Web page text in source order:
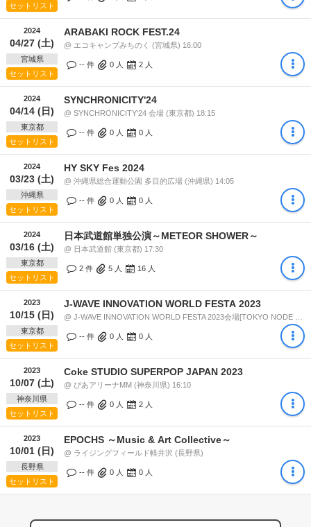
セットリスト
2024
04/27 (土)
宮城県
セットリスト
ARABAKI ROCK FEST.24
@ エコキャンプみちのく (宮城県) 16:00
-- 件 0 人 2 人
2024
04/14 (日)
東京都
セットリスト
SYNCHRONICITY'24
@ SYNCHRONICITY'24 会場 (東京都) 18:15
-- 件 0 人 0 人
2024
03/23 (土)
沖縄県
セットリスト
HY SKY Fes 2024
@ 沖縄県総合運動公園 多目的広場 (沖縄県) 14:05
-- 件 0 人 0 人
2024
03/16 (土)
東京都
セットリスト
日本武道館単独公演～METEOR SHOWER～
@ 日本武道館 (東京都) 17:30
2 件 5 人 16 人
2023
10/15 (日)
東京都
セットリスト
J-WAVE INNOVATION WORLD FESTA 2023
-- 件 0 人 0 人
2023
10/07 (土)
神奈川県
セットリスト
Coke STUDIO SUPERPOP JAPAN 2023
@ ぴあアリーナMM (神奈川県) 16:10
-- 件 0 人 2 人
2023
10/01 (日)
長野県
セットリスト
EPOCHS ～Music & Art Collective～
@ ライジングフィールド軽井沢 (長野県)
-- 件 0 人 0 人